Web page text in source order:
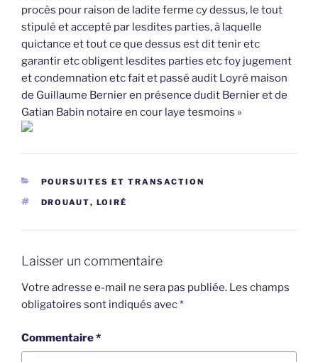
procès pour raison de ladite ferme cy dessus, le tout
stipulé et accepté par lesdites parties, à laquelle
quictance et tout ce que dessus est dit tenir etc
garantir etc obligent lesdites parties etc foy jugement
et condemnation etc fait et passé audit Loyré maison
de Guillaume Bernier en présence dudit Bernier et de
Gatian Babin notaire en cour laye tesmoins »
CATÉGORIES
POURSUITES ET TRANSACTION
ÉTIQUETTES
DROUAUT, LOIRÉ
Laisser un commentaire
Votre adresse e-mail ne sera pas publiée. Les champs
obligatoires sont indiqués avec*
Commentaire*